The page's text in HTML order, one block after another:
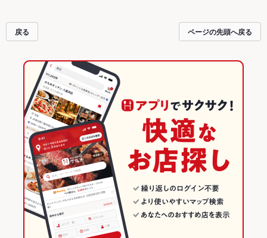
戻る ページの先頭へ戻る